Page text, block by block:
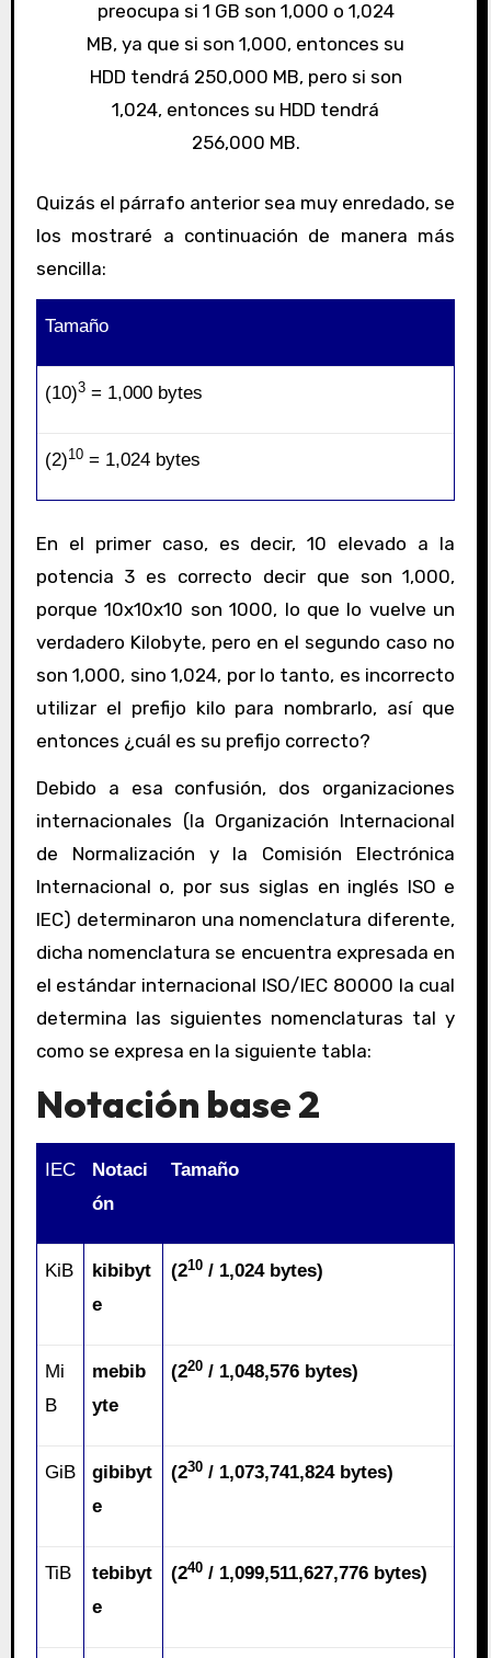
preocupa si 1 GB son 1,000 o 1,024
MB, ya que si son 1,000, entonces su
HDD tendrá 250,000 MB, pero si son
1,024, entonces su HDD tendrá
256,000 MB.
Quizás el párrafo anterior sea muy enredado, se
los mostraré a continuación de manera más
sencilla:
Tamaño
(10)3= 1,000 bytes
(2)10= 1,024 bytes
En el primer caso, es decir, 10 elevado a la
potencia 3 es correcto decir que son 1,000,
porque 10x10x10 son 1000, lo que lo vuelve un
verdadero Kilobyte, pero en el segundo caso no
son 1,000, sino 1,024, por lo tanto, es incorrecto
utilizar el prefijo kilo para nombrarlo, así que
entonces ¿cuál es su prefijo correcto?
Debido a esa confusión, dos organizaciones
internacionales (la Organización Internacional
de Normalización y la Comisión Electrónica
Internacional o, por sus siglas en inglés ISO e
IEC) determinaron una nomenclatura diferente,
dicha nomenclatura se encuentra expresada en
el estándar internacional ISO/IEC 80000 la cual
determina las siguientes nomenclaturas tal y
como se expresa en la siguiente tabla:
Notación base 2
IEC
Notaci
ón
Tamaño
KiB
kibibyt
e
(210/ 1,024 bytes)
Mi
B
mebib
yte
(220/ 1,048,576 bytes)
GiB
gibibyt
e
(230/ 1,073,741,824 bytes)
TiB
tebibyt
e
(240/ 1,099,511,627,776 bytes)